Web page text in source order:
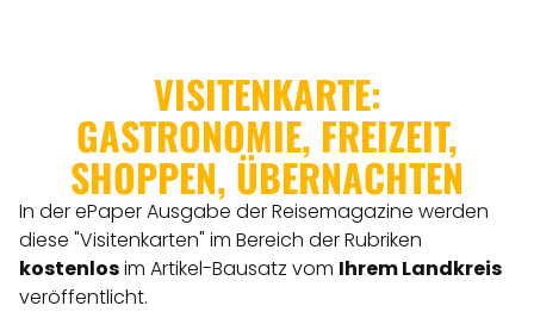
VISITENKARTE:
GASTRONOMIE, FREIZEIT,
SHOPPEN, ÜBERNACHTEN
In der ePaper Ausgabe der Reisemagazine werden
diese "Visitenkarten" im Bereich der Rubriken
kostenlosim Artikel-Bausatz vom Ihrem Landkreis
veröffentlicht.